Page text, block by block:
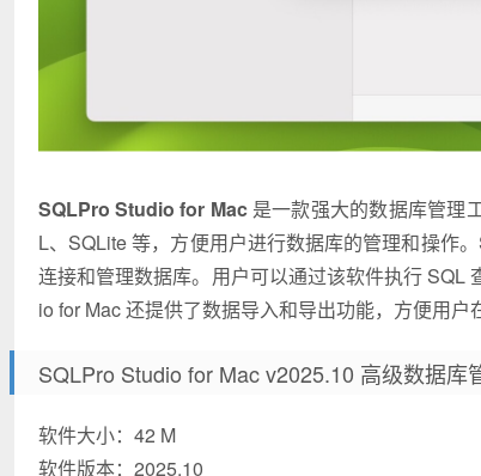
SQLPro Studio for Mac是一款强大的数据库管理
L、SQLite 等，方便用户进行数据库的管理和操作
连接和管理数据库。用户可以通过该软件执行 SQL
io for Mac 还提供了数据导入和导出功能，方便用
SQLPro Studio for Mac v2025.10 高级数据库
软件大小：42 M
软件版本：2025.10